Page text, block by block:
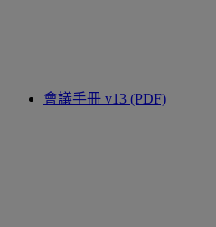
會議手冊 v13 (PDF)